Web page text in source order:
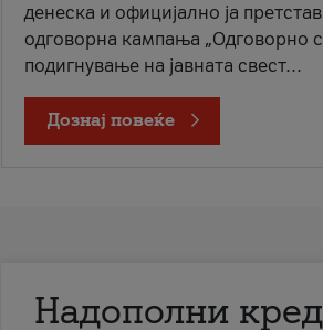
денеска и официјално ја
одговорна кампања „Одговорно
подигнување на јавната свест...
Дознај повеќе
Надополни